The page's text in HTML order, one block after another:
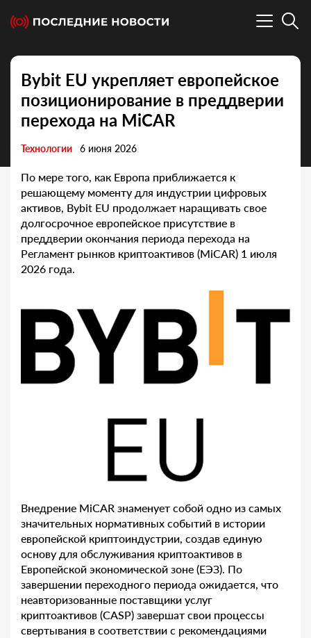
Bybit EU укрепляет европейское
позиционирование в преддверии
перехода на MiCAR
Технологии 6 июня 2026
По мере того, как Европа приближается к
решающему моменту для индустрии цифровых
активов, Bybit EU продолжает наращивать свое
долгосрочное европейское присутствие в
преддверии окончания периода перехода на
Регламент рынков криптоактивов (MiCAR) 1 июля
2026 года.
Внедрение MiCAR знаменует собой одно из самых
значительных нормативных событий в истории
европейской криптоиндустрии, создав единую
основу для обслуживания криптоактивов в
Европейской экономической зоне (ЕЭЗ). По
завершении переходного периода ожидается, что
неавторизованные поставщики услуг
криптоактивов (CASP) завершат свои процессы
свертывания в соответствии с рекомендациями